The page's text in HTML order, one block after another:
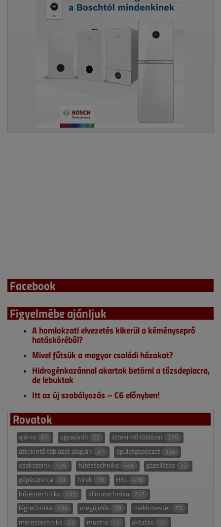
Facebook
Figyelmébe ajánljuk
A homlokzati elvezetés kikerül a kéményseprő
hatásköréből?
Mivel fűtsük a magyar családi házakat?
Hidrogénkazánnal akartak betörni a tőzsdepiacra,
de lebuktak
Itt az új szabályozás – C6 előnyben!
Rovatok
ajánló 67 appajánló 22 áttekintő táblázat 235
áttekintő táblázat alapján 27 épületgépészet 336
eszközeink 105 fűtéstechnika 466 gázellátás 73
gépészninja 10 hírek 70 HKL 478
hűtéstechnika 153 klímatechnika 217
légtechnika 134 megújulók 28 mekkmester 73
méréstechnika 23 mustra 12 oktatás 10